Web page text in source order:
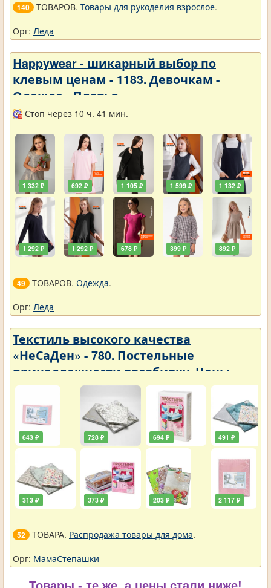
140 ТОВАРОВ. Товары для рукоделия взрослое.
Орг: Леда
Нappywear - шикарный выбор по
клевым ценам - 1183. Девочкам -
Одежда - Платья
Стоп через 10 ч. 41 мин.
1 332 ₽
1 292 ₽
692 ₽
1 292 ₽
1 105 ₽
678 ₽
1 599 ₽
399 ₽
1 132 ₽
892 ₽
49 ТОВАРОВ. Одежда.
Орг: Леда
Текстиль высокого качества
«НеСаДен» - 780. Постельные
принадлежности вразбивку. Цены
упали
643 ₽
313 ₽
728 ₽
373 ₽
694 ₽
203 ₽
491 ₽
2 117 ₽
52 ТОВАРА. Распродажа товары для дома.
Орг: МамаСтепашки